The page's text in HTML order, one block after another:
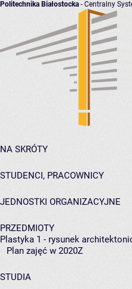
Politechnika Białostocka - Centralny
NA SKRÓTY
STUDENCI, PRACOWNICY
JEDNOSTKI ORGANIZACYJNE
PRZEDMIOTY
Plastyka 1 - rysunek
Plan zajęć w 2020Z
STUDIA